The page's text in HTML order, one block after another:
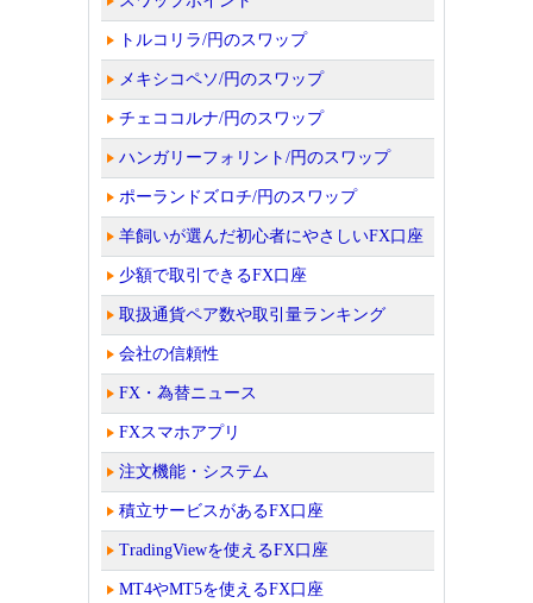
トルコリラ/円のスワップ
メキシコペソ/円のスワップ
チェココルナ/円のスワップ
ハンガリーフォリント/円のスワップ
ポーランドズロチ/円のスワップ
羊飼いが選んだ初心者にやさしいFX口座
少額で取引できるFX口座
取扱通貨ペア数や取引量ランキング
会社の信頼性
FX・為替ニュース
FXスマホアプリ
注文機能・システム
積立サービスがあるFX口座
TradingViewを使えるFX口座
MT4やMT5を使えるFX口座